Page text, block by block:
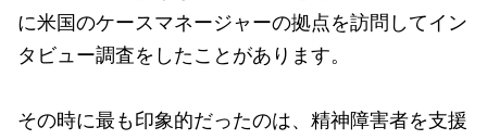
に米国のケースマネージャーの拠点を訪問してイン
タビュー調査をしたことがあります。
その時に最も印象的だったのは、精神障害者を支援